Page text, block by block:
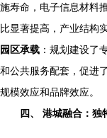
施寿命，电子信息材料
比显著提高，产业结构
园区承载 ：规划建设了
和公共服务配套，促进
规模效应和品牌效应。
四、 港城融合：独